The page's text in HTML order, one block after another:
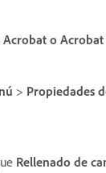
Acrobat o Acrobat
> Propiedades
Rellenado de